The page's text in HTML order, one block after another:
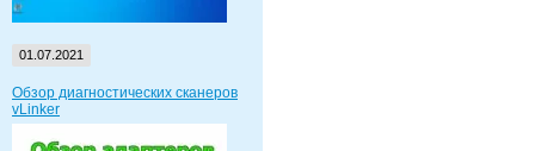
01.07.2021
Обзор диагностических сканеров
vLinker